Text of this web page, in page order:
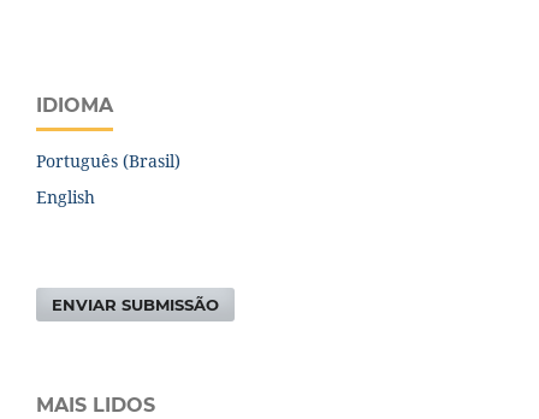
IDIOMA
Português (Brasil)
English
ENVIAR SUBMISSÃO
MAIS LIDOS